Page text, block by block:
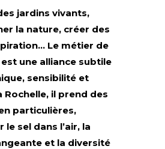
jardins vivants,
la nature, créer des
Le métier de
une alliance subtile
sensibilité et
Rochelle, il prend des
particulières,
sel dans l’air, la
et la diversité